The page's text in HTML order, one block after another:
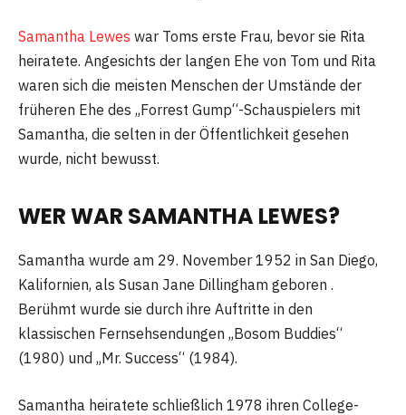
Samantha Lewes war Toms erste Frau, bevor sie Rita
heiratete. Angesichts der langen Ehe von Tom und Rita
waren sich die meisten Menschen der Umstände der
früheren Ehe des „Forrest Gump“-Schauspielers mit
Samantha, die selten in der Öffentlichkeit gesehen
wurde, nicht bewusst.
WER WAR SAMANTHA LEWES?
Samantha wurde am 29. November 1952 in San Diego,
Kalifornien, als Susan Jane Dillingham geboren .
Berühmt wurde sie durch ihre Auftritte in den
klassischen Fernsehsendungen „Bosom Buddies“
(1980) und „Mr. Success“ (1984).
Samantha heiratete schließlich 1978 ihren College-